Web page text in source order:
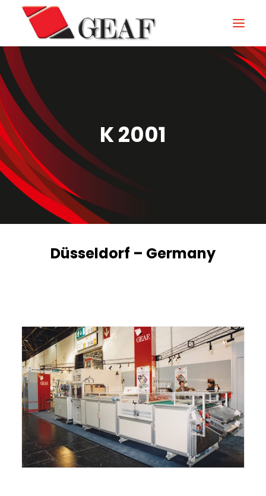
HOME
AZIENDA
KNOW-HOW
I NOSTRI SETTORI
CONTATTI
NEWS ED EVENTI
DOWNLOAD
ITALIANO
ENGLISH
K 2001
Düsseldorf – Germany